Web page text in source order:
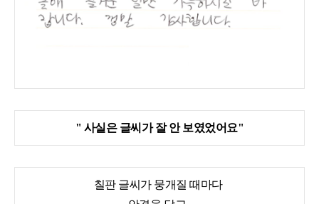
" 사실은 글씨가 잘 안 보였었어요"
칠판 글씨가 뭉개질 때마다